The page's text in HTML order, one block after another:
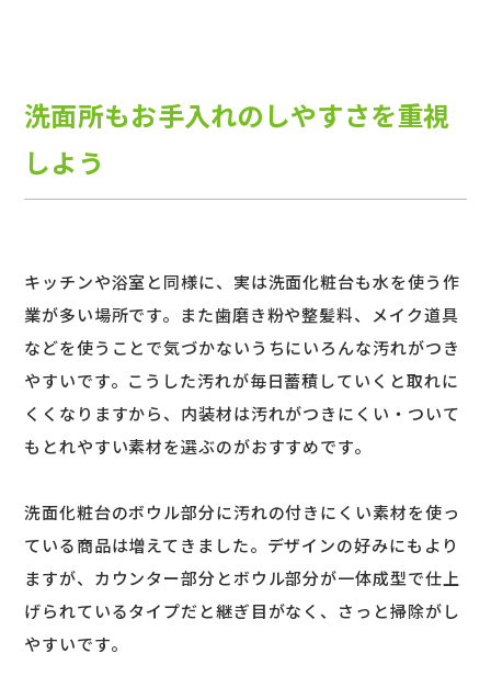
洗面所もお手入れのしやすさを重視
しよう
キッチンや浴室と同様に、実は洗面化粧台も水を使う作
業が多い場所です。また歯磨き粉や整髪料、メイク道具
などを使うことで気づかないうちにいろんな汚れがつき
やすいです。こうした汚れが毎日蓄積していくと取れに
くくなりますから、内装材は汚れがつきにくい・ついて
もとれやすい素材を選ぶのがおすすめです。
洗面化粧台のボウル部分に汚れの付きにくい素材を使っ
ている商品は増えてきました。デザインの好みにもより
ますが、カウンター部分とボウル部分が一体成型で仕上
げられているタイプだと継ぎ目がなく、さっと掃除がし
やすいです。